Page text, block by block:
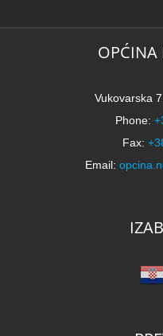
OPĆINA
Vukovarska
Phone:
Fax:
Email: